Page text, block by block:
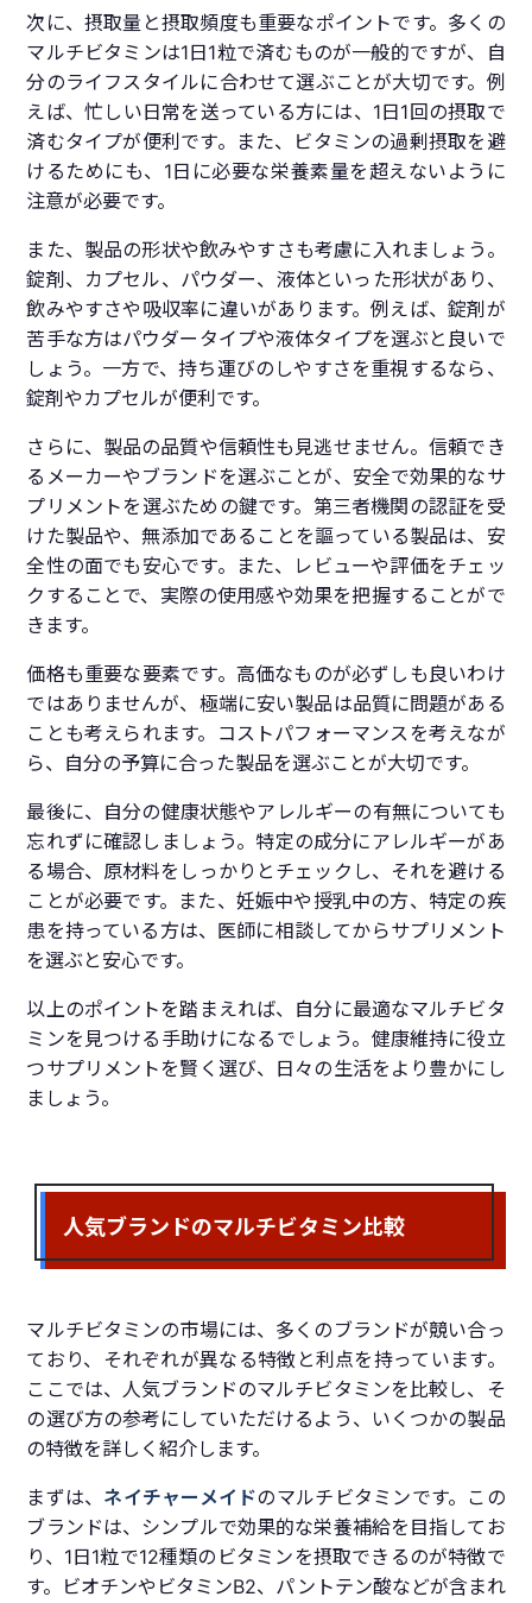
次に、摂取量と摂取頻度も重要なポイントです。多くの
マルチビタミンは1日1粒で済むものが一般的ですが、自
分のライフスタイルに合わせて選ぶことが大切です。例
えば、忙しい日常を送っている方には、1日1回の摂取で
済むタイプが便利です。また、ビタミンの過剰摂取を避
けるためにも、1日に必要な栄養素量を超えないように
注意が必要です。
また、製品の形状や飲みやすさも考慮に入れましょう。
錠剤、カプセル、パウダー、液体といった形状があり、
飲みやすさや吸収率に違いがあります。例えば、錠剤が
苦手な方はパウダータイプや液体タイプを選ぶと良いで
しょう。一方で、持ち運びのしやすさを重視するなら、
錠剤やカプセルが便利です。
さらに、製品の品質や信頼性も見逃せません。信頼でき
るメーカーやブランドを選ぶことが、安全で効果的なサ
プリメントを選ぶための鍵です。第三者機関の認証を受
けた製品や、無添加であることを謳っている製品は、安
全性の面でも安心です。また、レビューや評価をチェッ
クすることで、実際の使用感や効果を把握することがで
きます。
価格も重要な要素です。高価なものが必ずしも良いわけ
ではありませんが、極端に安い製品は品質に問題がある
ことも考えられます。コストパフォーマンスを考えなが
ら、自分の予算に合った製品を選ぶことが大切です。
最後に、自分の健康状態やアレルギーの有無についても
忘れずに確認しましょう。特定の成分にアレルギーがあ
る場合、原材料をしっかりとチェックし、それを避ける
ことが必要です。また、妊娠中や授乳中の方、特定の疾
患を持っている方は、医師に相談してからサプリメント
を選ぶと安心です。
以上のポイントを踏まえれば、自分に最適なマルチビタ
ミンを見つける手助けになるでしょう。健康維持に役立
つサプリメントを賢く選び、日々の生活をより豊かにし
ましょう。
人気ブランドのマルチビタミン比較
マルチビタミンの市場には、多くのブランドが競い合っ
ており、それぞれが異なる特徴と利点を持っています。
ここでは、人気ブランドのマルチビタミンを比較し、そ
の選び方の参考にしていただけるよう、いくつかの製品
の特徴を詳しく紹介します。
まずは、 ネイチャーメイドのマルチビタミンです。この
ブランドは、シンプルで効果的な栄養補給を目指してお
り、1日1粒で12種類のビタミンを摂取できるのが特徴で
す。ビオチンやビタミンB2、パントテン酸などが含まれ